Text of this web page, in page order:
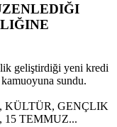
geliştirdiği yeni kredi
kamuoyuna sundu.